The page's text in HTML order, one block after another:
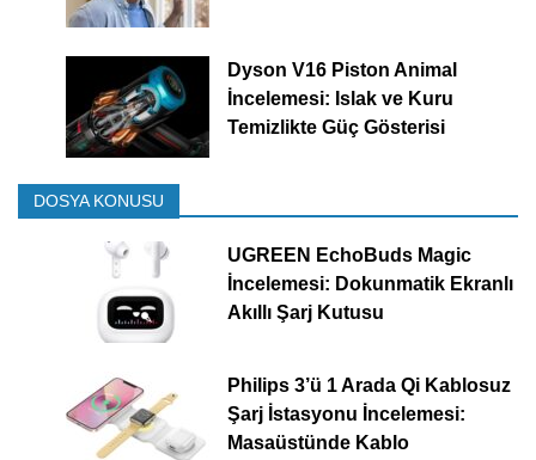
Dyson V16 Piston Animal
İncelemesi: Islak ve Kuru
Temizlikte Güç Gösterisi
DOSYA KONUSU
UGREEN EchoBuds Magic
İncelemesi: Dokunmatik Ekranlı
Akıllı Şarj Kutusu
Philips 3’ü 1 Arada Qi Kablosuz
Şarj İstasyonu İncelemesi:
Masaüstünde Kablo